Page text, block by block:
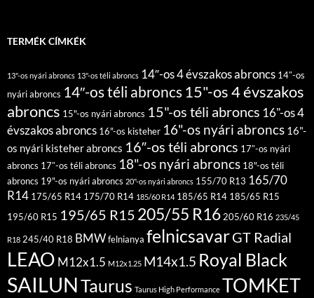
TERMÉK CÍMKÉK
13"-os nyári abroncs 13"-os téli abroncs 14″-os 4 évszakos abroncs 14″-os
nyári abroncs 14″-os téli abroncs15"-os 4 évszakos
abroncs 15"-os nyári abroncs 15"-os téli abroncs 16"-os 4
évszakos abroncs 16"-os kisteher 16"-os nyári abroncs 16"-
os nyári kisteher abroncs 16″-os téli abroncs 17″-os nyári
abroncs 17″-os téli abroncs 18"-os nyári abroncs 18"-os téli
abroncs 19"-os nyári abroncs 20"-os nyári abroncs 155/70 R13 165/70
R14 175/65 R14 175/70 R14 185/60 R14 185/65 R14 185/65 R15
195/60 R15 195/65 R15 205/55 R16205/60 R16 235/45
R18 245/40 R18 BMWfelnianya felnicsavarGT Radial
LEAO M12x1.5 M12x1.25 M14x1.5 Royal Black
SAILUNTaurus Taurus High Performance TOMKET